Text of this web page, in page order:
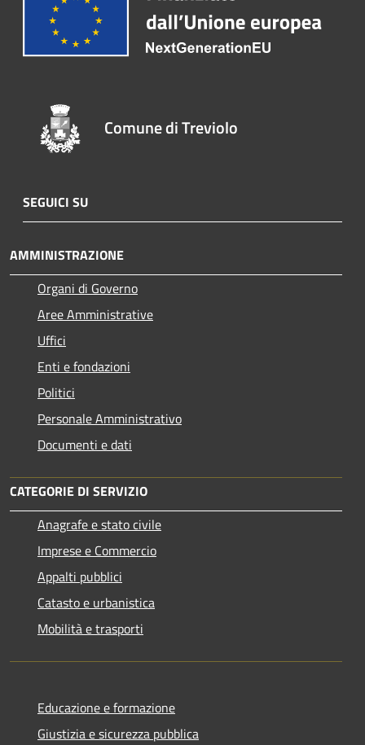
Comune di Treviolo
SEGUICI SU
AMMINISTRAZIONE
Organi di Governo
Aree Amministrative
Uffici
Enti e fondazioni
Politici
Personale Amministrativo
Documenti e dati
CATEGORIE DI SERVIZIO
Anagrafe e stato civile
Imprese e Commercio
Appalti pubblici
Catasto e urbanistica
Mobilità e trasporti
Educazione e formazione
Giustizia e sicurezza pubblica